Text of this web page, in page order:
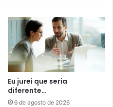
Eu jurei que seria
diferente…
6 de agosto de 2026